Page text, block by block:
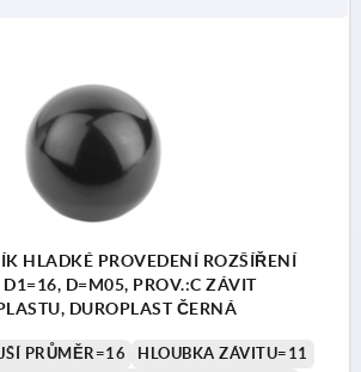
HLADKÉ PROVEDENÍ ROZŠÍŘENÍ
D=M05, PROV.:C ZÁVIT
DUROPLAST ČERNÁ
PRŮMĚR=16
HLOUBKA ZÁVITU=11